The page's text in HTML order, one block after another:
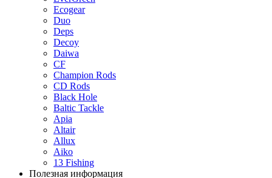
Ecogear
Duo
Deps
Decoy
Daiwa
CF
Champion Rods
CD Rods
Black Hole
Baltic Tackle
Apia
Altair
Allux
Aiko
13 Fishing
Полезная информация